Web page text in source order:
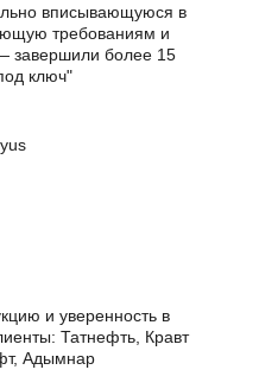
вписывающуюся в
требованиям и
завершили более 15
ключ"
и уверенность в
Татнефть, Кравт
Адымнар